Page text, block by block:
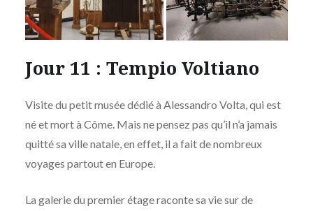
Jour 11 : Tempio Voltiano
Visite du petit musée dédié à Alessandro Volta, qui est
né et mort à Côme. Mais ne pensez pas qu’il n’a jamais
quitté sa ville natale, en effet, il a fait de nombreux
voyages partout en Europe.
La galerie du premier étage raconte sa vie sur de